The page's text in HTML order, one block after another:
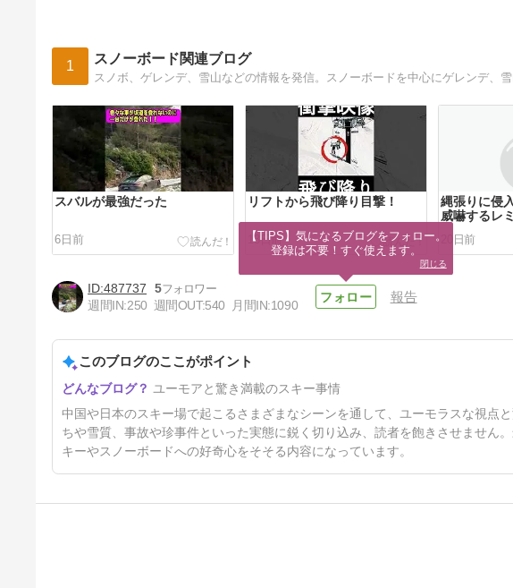
1 スノーボード関連ブログ
スノボ、ゲレンデ、雪山などの情報を発信。スノーボードを中心にゲレンデ、
スバルが最強だった
6日前
リフトから飛び降り目撃！
13日前
縄張りに侵
威嚇するレ
20日前
中国のスキー事情
34日前
487737
5
週間IN:250 週間OUT:540 月間IN:1090
報告
このブログのここがポイント
ユーモアと驚き満載のスキー事情
中国や日本のスキー場で起こるさまざまなシーンを通して、ユーモラスな視点
ちや雪質、事故や珍事件といった実態に鋭く切り込み、読者を飽きさせません
キーやスノーボードへの好奇心をそそる内容になっています。
【TIPS】気になるブログをフォロー。
登録は不要！すぐ使えます。
閉じる